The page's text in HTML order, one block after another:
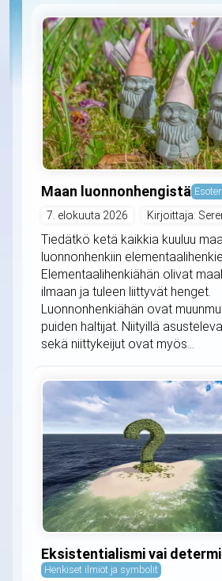
Maan luonnonhengistä
7. elokuuta 2026 Kirjoittaja:
Tiedätkö ketä kaikkia kuuluu
luonnonhenkiin
Elementaalihenkiähän olivat
ilmaan ja tuleen liittyvät henget.
Luonnonhenkiähän ovat
puiden haltijat. Niityillä
sekä niittykeijut ovat myös...
Eksistentialismi vai
Henkiset ilmiöt ja symbolit